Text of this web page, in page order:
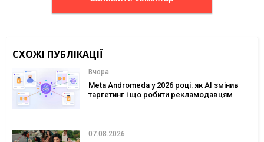
СХОЖІ ПУБЛІКАЦІЇ
Вчора
Meta Andromeda у 2026 році: як AI змінив
таргетинг і що робити рекламодавцям
07.08.2026